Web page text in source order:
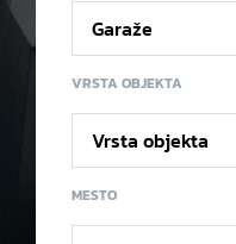
VRSTA OBJEKTA
MESTO